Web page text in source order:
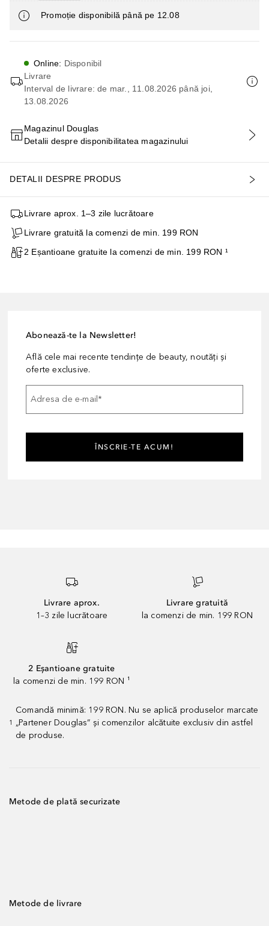
Promoție disponibilă până pe 12.08
Online: Disponibil
Livrare
Interval de livrare: de mar., 11.08.2026 până joi,
13.08.2026
ADĂUGAȚI ÎN COŞ
Magazinul Douglas
Detalii despre disponibilitatea magazinului
DETALII DESPRE PRODUS
Livrare aprox. 1–3 zile lucrătoare
Livrare gratuită la comenzi de min. 199 RON
2 Eșantioane gratuite la comenzi de min. 199 RON ¹
Abonează-te la Newsletter!
Află cele mai recente tendințe de beauty, noutăți și
oferte exclusive.
Adresa de e-mail*
ÎNSCRIE-TE ACUM!
Livrare aprox.
1–3 zile lucrătoare
Livrare gratuită
la comenzi de min. 199 RON
2 Eșantioane gratuite
la comenzi de min. 199 RON ¹
1
Comandă minimă: 199 RON. Nu se aplică produselor marcate
„Partener Douglas” și comenzilor alcătuite exclusiv din astfel
de produse.
Metode de plată securizate
Metode de livrare